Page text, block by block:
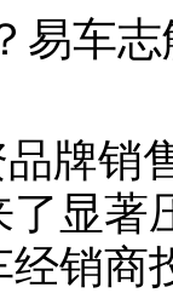
牌销
显著
销商